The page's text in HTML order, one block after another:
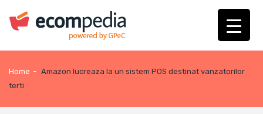
Home - Amazon lucreaza la un sistem POS destinat vanzatorilor
terti